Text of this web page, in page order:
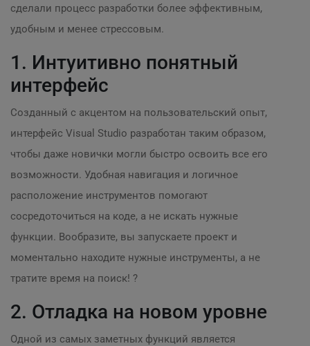
сделали процесс разработки более эффективным,
удобным и менее стрессовым.
1. Интуитивно понятный
интерфейс
Созданный с акцентом на пользовательский опыт,
интерфейс Visual Studio разработан таким образом,
чтобы даже новички могли быстро освоить все его
возможности. Удобная навигация и логичное
расположение инструментов помогают
сосредоточиться на коде, а не искать нужные
функции. Вообразите, вы запускаете проект и
моментально находите нужные инструменты, а не
тратите время на поиск! ?
2. Отладка на новом уровне
Одной из самых заметных функций является